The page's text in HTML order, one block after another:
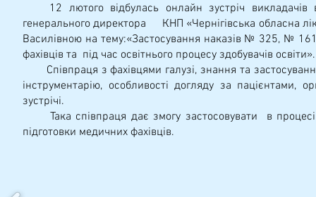
12 лютого відбулась онлайн зустріч викладачів
генерального директора КНП «Чернігівська обласна
Василівною на тему:«Застосування наказів № 325, №
фахівців та під час освітнього процесу здобувачів
Співпраця з фахівцями галузі, знання та
інструментарію, особливості догляду за пацієнтами,
зустрічі.
Така співпраця дає змогу застосовувати в процесі
підготовки медичних фахівців.